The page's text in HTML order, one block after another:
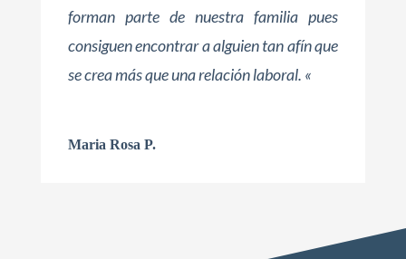
forman parte de nuestra familia pues
consiguen encontrar a alguien tan afín que
se crea más que una relación laboral. «
Maria Rosa P.